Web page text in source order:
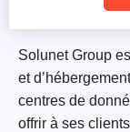
Solunet Group
et
centres de
offrir à ses